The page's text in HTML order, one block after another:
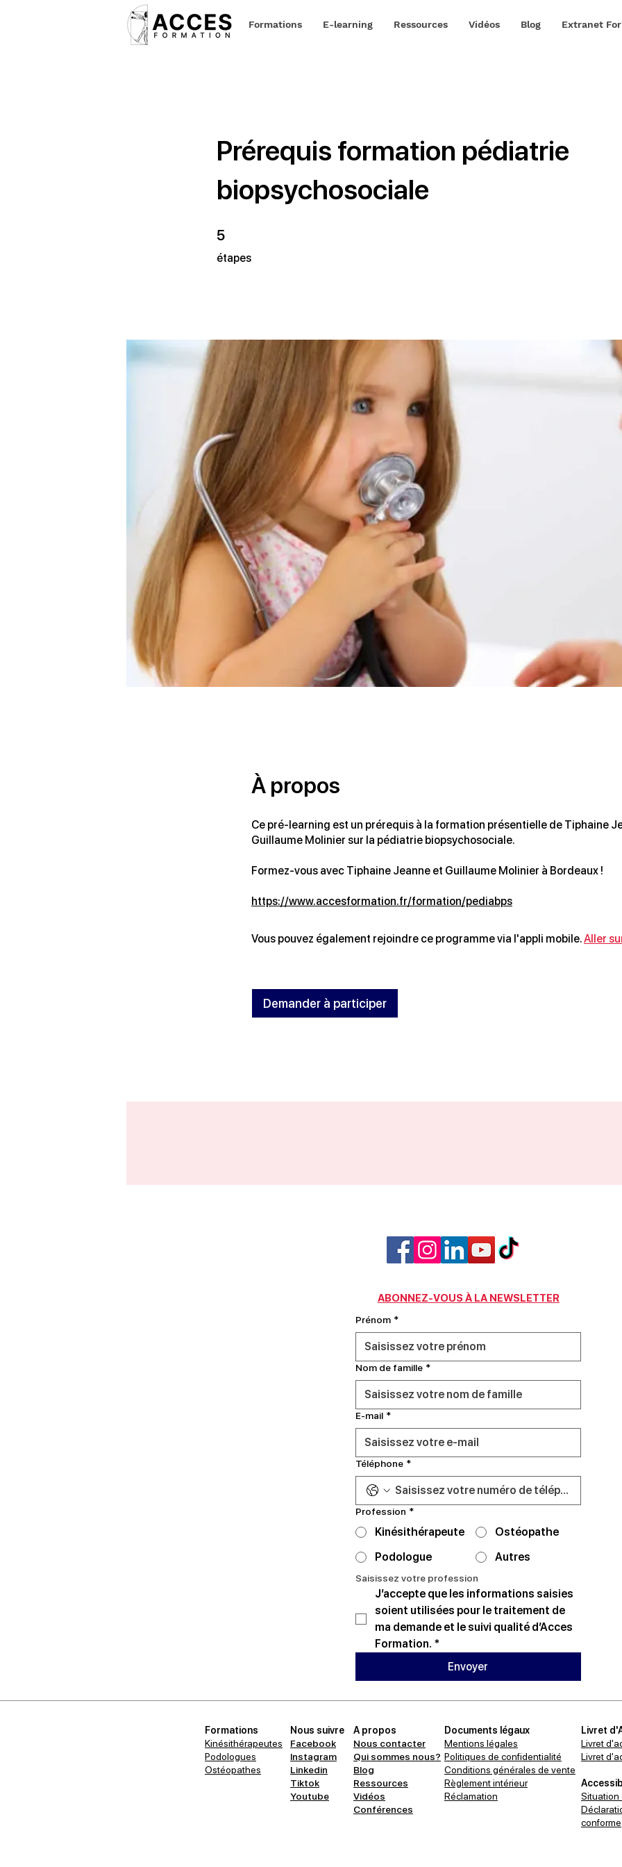
Formations E-learning Ressources Vidéos Blog Extranet
Prérequis formation pédiatrie
biopsychosociale
5
étapes
5 étapes
À propos
Ce pré-learning est un prérequis à la formation présentielle de Tiphaine
Guillaume Molinier sur la pédiatrie biopsychosociale.
Formez-vous avec Tiphaine Jeanne et Guillaume Molinier à Bordeaux !
https://www.accesformation.fr/formation/pediabps
Vous pouvez également rejoindre ce programme via l'appli mobile.Aller
Demander à participer
ABONNEZ-VOUS À LA NEWSLETTER
Prénom *
Nom de famille *
E‑mail *
Téléphone *
Profession *
Kinésithérapeute
Ostéopathe
Podologue
Autres
Saisissez votre profession
J’accepte que les informations saisies
soient utilisées pour le traitement de
ma demande et le suivi qualité d’Acces
Formation. *
Envoyer
Formations
Kinésithérapeutes
Podologues
Ostéopathes
Nous suivre
Facebook
Instagram
Linkedin
Tiktok
Youtube
A propos
Nous contacter
Qui sommes nous?
Blog
Ressources
Vidéos
Conférences
Documents légaux
Mentions légales
Politiques de confidentialité
Conditions générales de vente
Règlement intérieur
Réclamation
Livret
Livret
Livret
Situation
conforme